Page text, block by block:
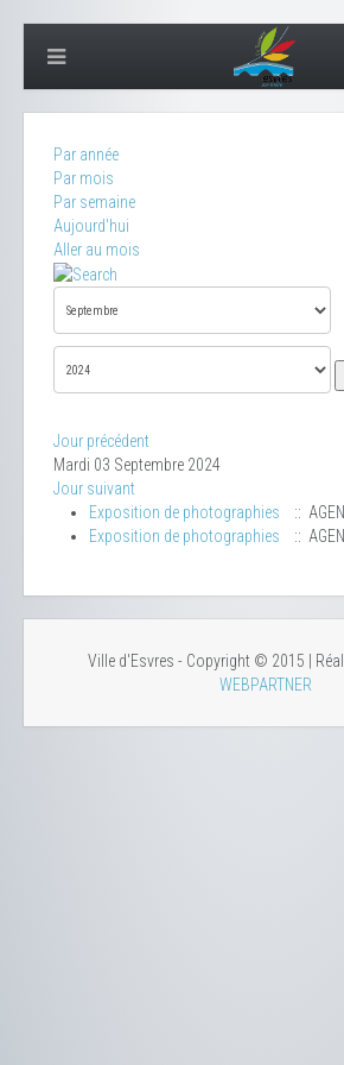
Par année
Par mois
Par semaine
Aujourd'hui
Aller au mois
Jour précédent
Mardi 03 Septembre 2024
Jour suivant
Exposition de photographies
::
Exposition de photographies
::
Ville d'Esvres - Copyright © 2015 |
WEBPARTNER